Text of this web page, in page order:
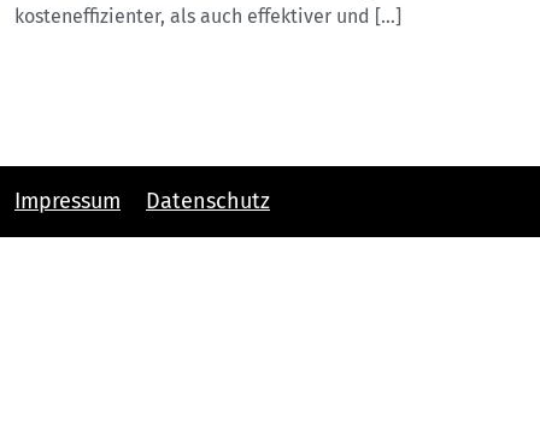
kosteneffizienter, als auch effektiver und […]
Impressum Datenschutz